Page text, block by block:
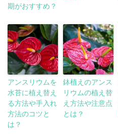
期がおすすめ？
アンスリウムを
水苔に植え替え
る方法や手入れ
方法のコツと
は？
鉢植えのアンス
リウムの植え替
え方法や注意点
とは？